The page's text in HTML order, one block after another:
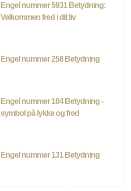
Engel nummer 5931 Betydning:
Velkommen fred i dit liv
Engel nummer 258 Betydning
Engel nummer 104 Betydning -
symbol på lykke og fred
Engel nummer 131 Betydning